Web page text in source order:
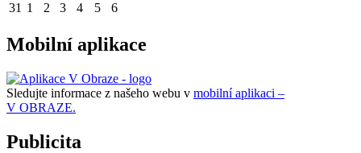
31 1 2 3 4 5 6
Mobilní aplikace
Sledujte informace z našeho webu v mobilní aplikaci –
V OBRAZE.
Publicita